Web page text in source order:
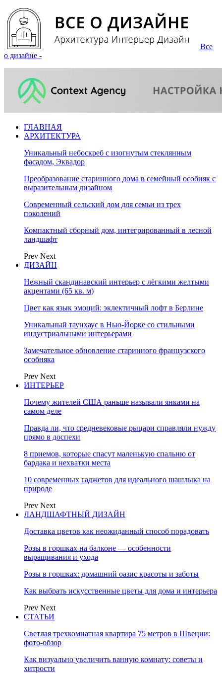
Все
о дизайне -
ГЛАВНАЯ
АРХИТЕКТУРА
Уникальный небоскреб с изогнутым стеклянным
фасадом, Эквадор
Преобразование старинного дома в семейный особняк с
выразительным дизайном
Современный сельский дом для семьи из трех
поколений
Компактный сборный дом, интегрированный в лесной
ландшафт
Prev Next
ДИЗАЙН
Нежный скандинавский интерьер с лёгкими желтыми
акцентами (65 кв. м)
Цвет как язык эмоций: эклектичный лофт в Берлине
Уникальный таунхаус в Нью-Йорке со стильными
индустриальными интерьерами
Замечательное обновление старинного французского
особняка
Prev Next
ИНТЕРЬЕР
Почему жителей США раньше называли янками на
самом деле
Правда ли, что средневековые рыцари справляли нужду
прямо в доспехи
8 приемов, которые спасут маленькую спальню от
бардака и нехватки места
10 современных гаджетов для идеального шашлыка на
природе
Prev Next
ЛАНДШАФТНЫЙ ДИЗАЙН
Доставка цветов как неожиданный способ порадовать
Розы в горшках на балконе — особенности
выращивания и ухода
Розы в горшках: домашний оазис красоты и заботы
Как выбрать искусственные цветы для дома и интерьера
Prev Next
СТАТЬИ
Светлая трехкомнатная квартира 75 метров в Швеции:
фото-обзор
Как визуально увеличить ванную комнату: советы и
хитрости